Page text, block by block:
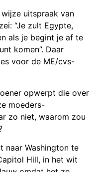
uitspraak van
“Je zult Egypte,
als je begint je af te
komen”. Daar
voor de ME/cvs-
opwerpt die over
moeders-
zo niet, waarom zou
naar Washington te
Hill, in het wit